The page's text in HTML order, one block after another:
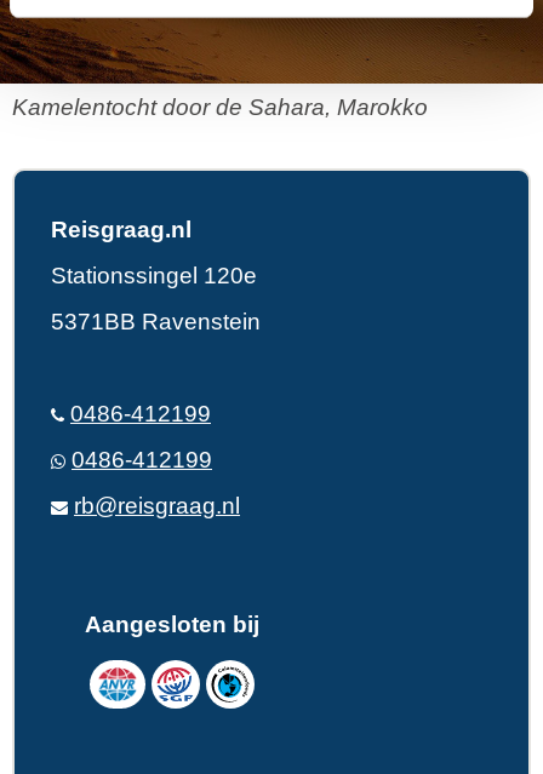
Kamelentocht door de Sahara, Marokko
Reisgraag.nl
Stationssingel 120e
5371BB Ravenstein
0486-412199
0486-412199
rb@reisgraag.nl
Aangesloten bij